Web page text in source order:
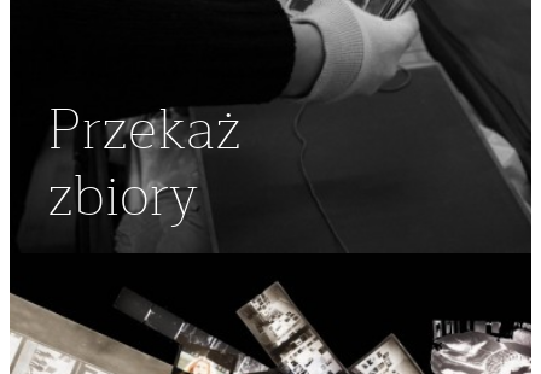
Przekaż
zbiory